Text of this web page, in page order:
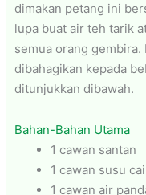
dimakan petang ini
lupa buat air teh tarik
semua orang
dibahagikan kepada
ditunjukkan dibawah.
Bahan-Bahan Utama
1 cawan santan
1 cawan susu
1 cawan air